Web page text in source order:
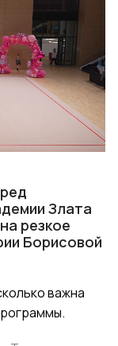
Злата
резкое
Борисовой
важна